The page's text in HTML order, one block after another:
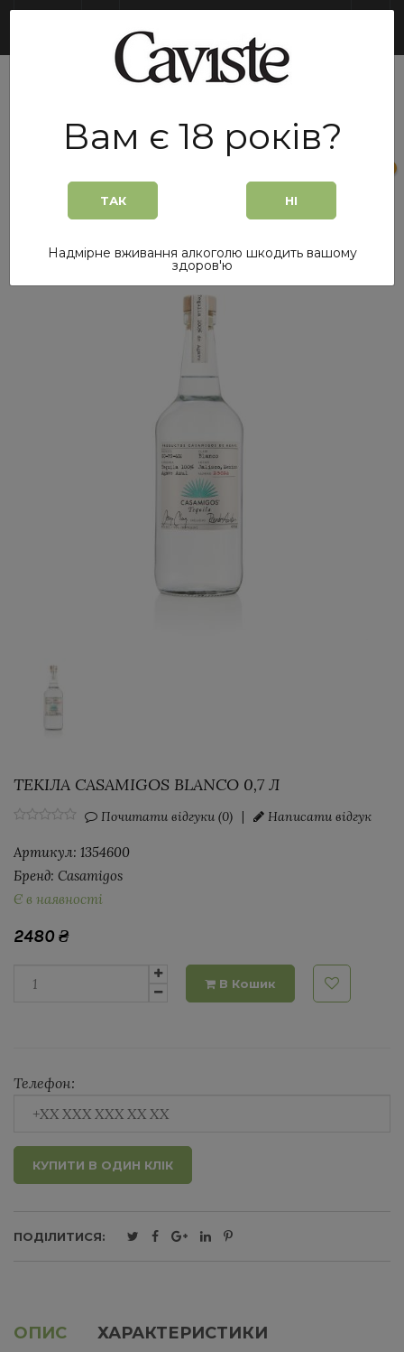
Новинка
ТЕКІЛА CASAMIGOS BLANCO 0,7 Л
Почитати відгуки (0) | Написати відгук
Артикул: 1354600
Бренд: Casamigos
Є в наявності
2480 ₴
В Кошик
Телефон:
КУПИТИ В ОДИН КЛІК
ПОДІЛИТИСЯ:
ОПИС ХАРАКТЕРИСТИКИ
Вам є 18 років?
ТАК НІ
Надмірне вживання алкоголю шкодить вашому
здоров'ю